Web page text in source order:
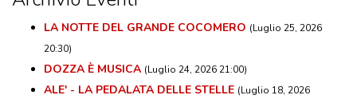
LA NOTTE DEL GRANDE COCOMERO (Luglio 25, 2026
20:30)
DOZZA È MUSICA (Luglio 24, 2026 21:00)
ALE' - LA PEDALATA DELLE STELLE (Luglio 18, 2026